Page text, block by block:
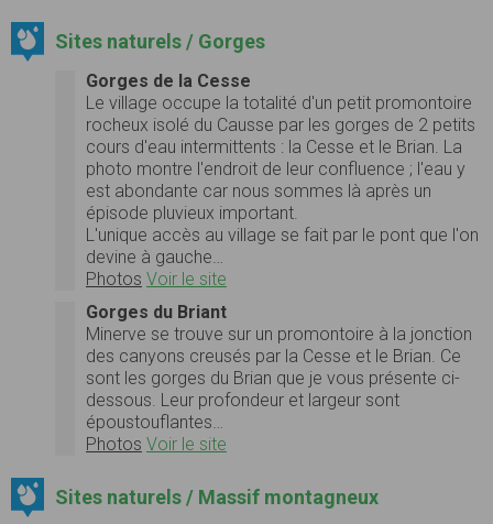
Sites naturels / Gorges
Gorges de la Cesse
Le village occupe la totalité d'un petit promontoire
rocheux isolé du Causse par les gorges de 2 petits
cours d'eau intermittents : la Cesse et le Brian. La
photo montre l'endroit de leur confluence ; l'eau y
est abondante car nous sommes là après un
épisode pluvieux important.
L'unique accès au village se fait par le pont que l'on
devine à gauche…
Photos Voir le site
Gorges du Briant
Minerve se trouve sur un promontoire à la jonction
des canyons creusés par la Cesse et le Brian. Ce
sont les gorges du Brian que je vous présente ci-
dessous. Leur profondeur et largeur sont
époustouflantes…
Photos Voir le site
Sites naturels / Massif montagneux